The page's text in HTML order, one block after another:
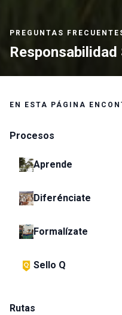
PREGUNTAS
Responsabilidad
EN ESTA PÁGINA
Procesos
Aprende
Diferénciate
Formalízate
Sello Q
Rutas